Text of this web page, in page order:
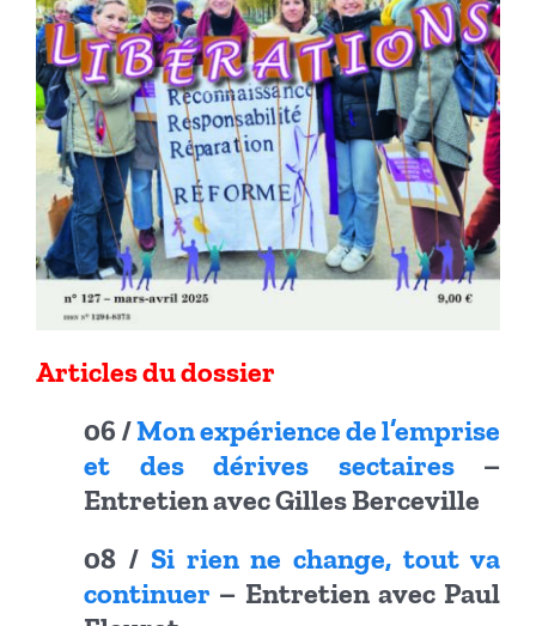
Articles du dossier
06 /Mon expérience de l’emprise
et des dérives sectaires–
Entretien avec Gilles Berceville
08 / Si rien ne change, tout va
continuer – Entretien avec Paul